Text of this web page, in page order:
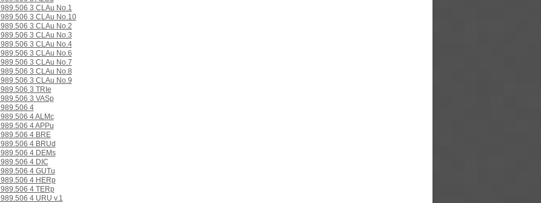
989.506 3 CLAu No.1
989.506 3 CLAu No.10
989.506 3 CLAu No.2
989.506 3 CLAu No.3
989.506 3 CLAu No.4
989.506 3 CLAu No.6
989.506 3 CLAu No.7
989.506 3 CLAu No.8
989.506 3 CLAu No.9
989.506 3 TRIe
989.506 3 VASp
989.506 4
989.506 4 ALMc
989.506 4 APPu
989.506 4 BRE
989.506 4 BRUd
989.506 4 DEMs
989.506 4 DIC
989.506 4 GUTu
989.506 4 HERp
989.506 4 TERp
989.506 4 URU v.1